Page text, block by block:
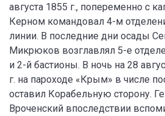
августа 1855 г., попеременно с
Керном командовал 4-м
линии. В последние дни осады
Микрюков возглавлял 5-е
и 2-й бастионы. В ночь на 28
г. на пароходе «Крым» в числе
оставил Корабельную сторону.
Вроченский впоследствии